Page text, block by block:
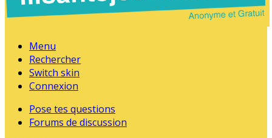
Menu
Rechercher
Switch skin
Connexion
Pose tes questions
Forums de discussion